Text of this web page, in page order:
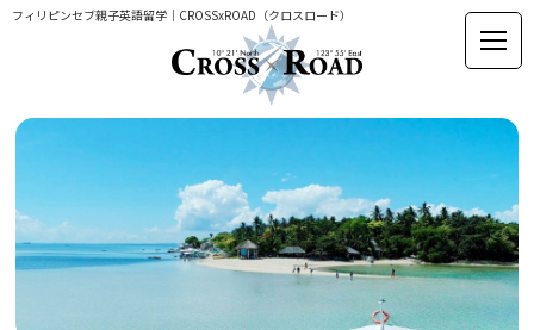
フィリピンセブ親子英語留学｜CROSSxROAD（クロスロード）